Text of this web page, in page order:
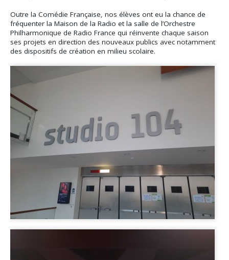
Outre la Comédie Française, nos élèves ont eu la chance de
fréquenter la Maison de la Radio et la salle de l’Orchestre
Philharmonique de Radio France qui réinvente chaque saison
ses projets en direction des nouveaux publics avec notamment
des dispositifs de création en milieu scolaire.